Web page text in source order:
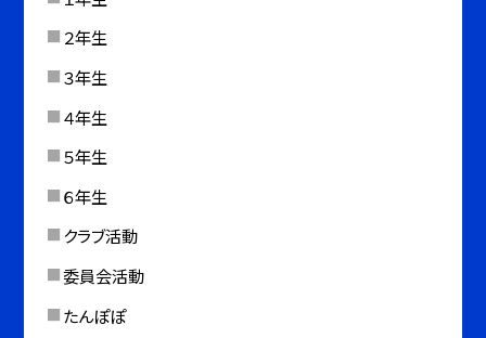
２年生
３年生
４年生
５年生
６年生
クラブ活動
委員会活動
たんぽぽ